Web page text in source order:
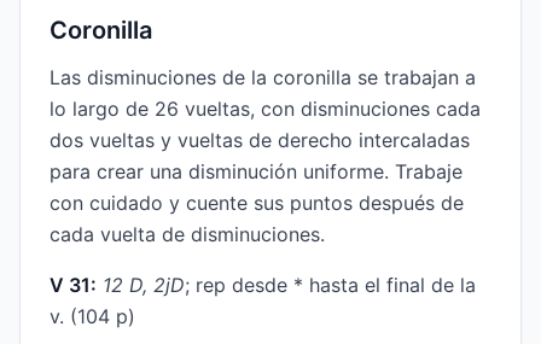
Coronilla
Las disminuciones de la coronilla se trabajan a
lo largo de 26 vueltas, con disminuciones cada
dos vueltas y vueltas de derecho intercaladas
para crear una disminución uniforme. Trabaje
con cuidado y cuente sus puntos después de
cada vuelta de disminuciones.
V 31: 12 D, 2jD; rep desde * hasta el final de la
v. (104 p)